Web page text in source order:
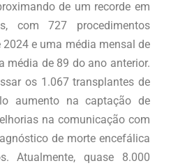
de um recorde em
com 727 procedimentos
e uma média mensal de
média de 89 do ano anterior.
os 1.067 transplantes de
aumento na captação de
na comunicação com
de morte encefálica
Atualmente, quase 8.000